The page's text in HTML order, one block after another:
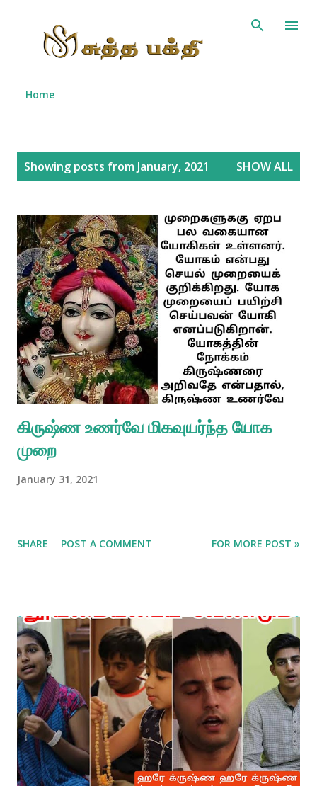
Home
Showing posts from January, 2021 SHOW ALL
கிருஷ்ண உணர்வே மிகவுயர்ந்த யோக
முறை
January 31, 2021
SHARE POST A COMMENT FOR MORE POST »